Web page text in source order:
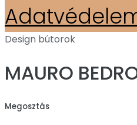
Design bútorok
MAURO
Megosztás